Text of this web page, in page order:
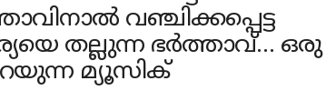
വഞ്ചിക്കപ്പെട്ട
തല്ലുന്ന ഭർത്താവ്… ഒരു
മ്യൂസിക്